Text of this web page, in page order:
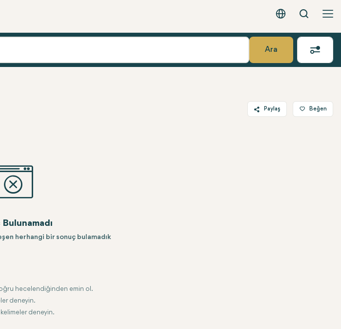
Türkçe - EUR
Arama
Ara
Paylaş Beğen
herhangi bir sonuç bulamadık
hecelendiğinden emin ol.
deneyin.
deneyin.